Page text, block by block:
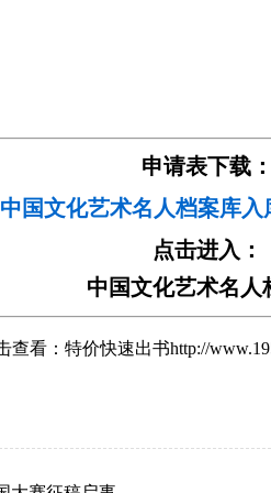
申请表下载：
中国文化艺术名人档案库入
点击进入：
中国文化艺术名人
查看： 特价快速出书http://